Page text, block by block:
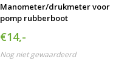
Manometer/drukmeter voor
pomp rubberboot
€14,-
Nog niet gewaardeerd